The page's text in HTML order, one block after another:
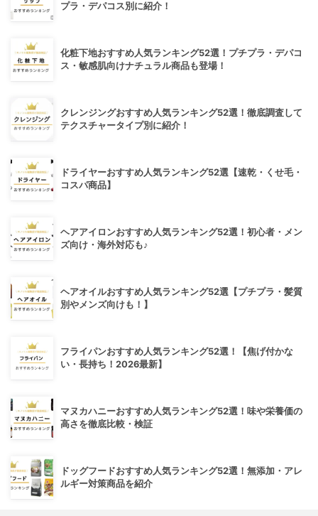
プラ・デパコス別に紹介！
化粧下地おすすめ人気ランキング52選！プチプラ・デパコ
ス・敏感肌向けナチュラル商品も登場！
クレンジングおすすめ人気ランキング52選！徹底調査して
テクスチャータイプ別に紹介！
ドライヤーおすすめ人気ランキング52選【速乾・くせ毛・
コスパ商品】
ヘアアイロンおすすめ人気ランキング52選！初心者・メン
ズ向け・海外対応も♪
ヘアオイルおすすめ人気ランキング52選【プチプラ・髪質
別やメンズ向けも！】
フライパンおすすめ人気ランキング52選！【焦げ付かな
い・長持ち！2026最新】
マヌカハニーおすすめ人気ランキング52選！味や栄養価の
高さを徹底比較・検証
ドッグフードおすすめ人気ランキング52選！無添加・アレ
ルギー対策商品を紹介